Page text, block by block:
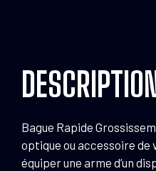
DESCRIPTION
Bague Rapide
optique ou accessoire de
équiper une arme d’un